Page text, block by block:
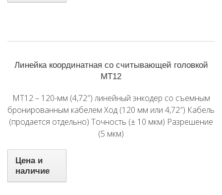
Линейка координатная со считывающей головкой
MT12
MT12 – 120-мм (4,72″) линейный энкодер со съемным
бронированным кабелем Ход (120 мм или 4,72″) Кабель
(продается отдельно) Точность (± 10 мкм) Разрешение
(5 мкм)
Цена и
наличие